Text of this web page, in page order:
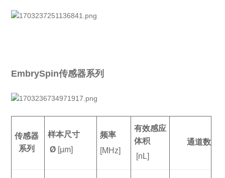
EmbrySpin传感器系列
传感器
系列
样本尺寸
Ø [µm]
频率
[MHz]
有效感应
体积
[nL]
通道数